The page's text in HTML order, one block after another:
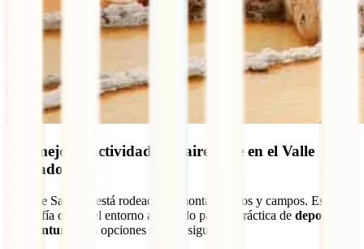
Las mejores actividades al aire libre en el Valle
Sagrado
El Valle Sagrado está rodeado de montañas, ríos y campos. Esta
geografía ofrece el entorno adecuado para la práctica de deportes
de aventura
. Las opciones son las siguientes: